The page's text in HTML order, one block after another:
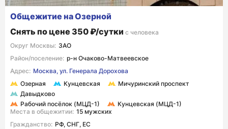
Общежитие на Озерной
Снять по цене 350 ₽/сутки с человека
Округ Москвы: ЗАО
Район/поселение: р-н Очаково-Матвеевское
Адрес: Москва, ул. Генерала Дорохова
Озерная
Кунцевская
Мичуринский проспект
Давыдково
Рабочий посёлок (МЦД-1)
Кунцевская (МЦД-1)
Места в общежитии: 15 мужских
Гражданство: РФ, СНГ, ЕС